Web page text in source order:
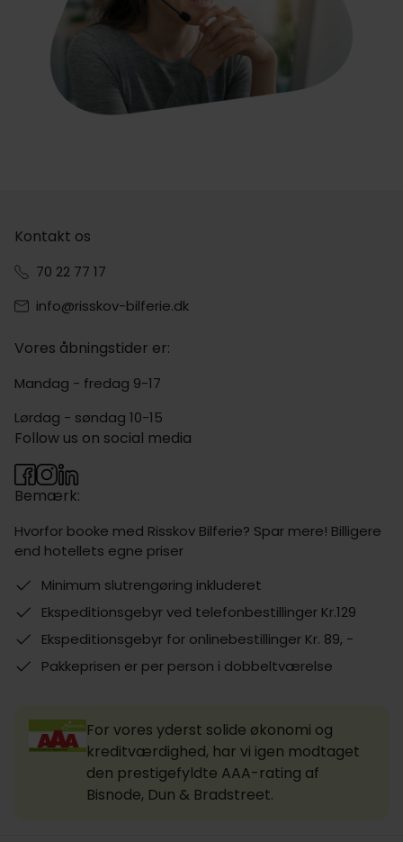
Kontakt os
70 22 77 17
info@risskov-bilferie.dk
Vores åbningstider er:
Mandag - fredag 9-17
Lørdag - søndag 10-15
Bemærk:
Hvorfor booke med Risskov Bilferie? Spar mere! Billigere
end hotellets egne priser
Minimum slutrengøring inkluderet
Ekspeditionsgebyr ved telefonbestillinger Kr.129
Ekspeditionsgebyr for onlinebestillinger Kr. 89, -
Pakkeprisen er per person i dobbeltværelse
Follow us on social media
For vores yderst solide økonomi og
kreditværdighed, har vi igen modtaget
den prestigefyldte AAA-rating af
Bisnode, Dun & Bradstreet.